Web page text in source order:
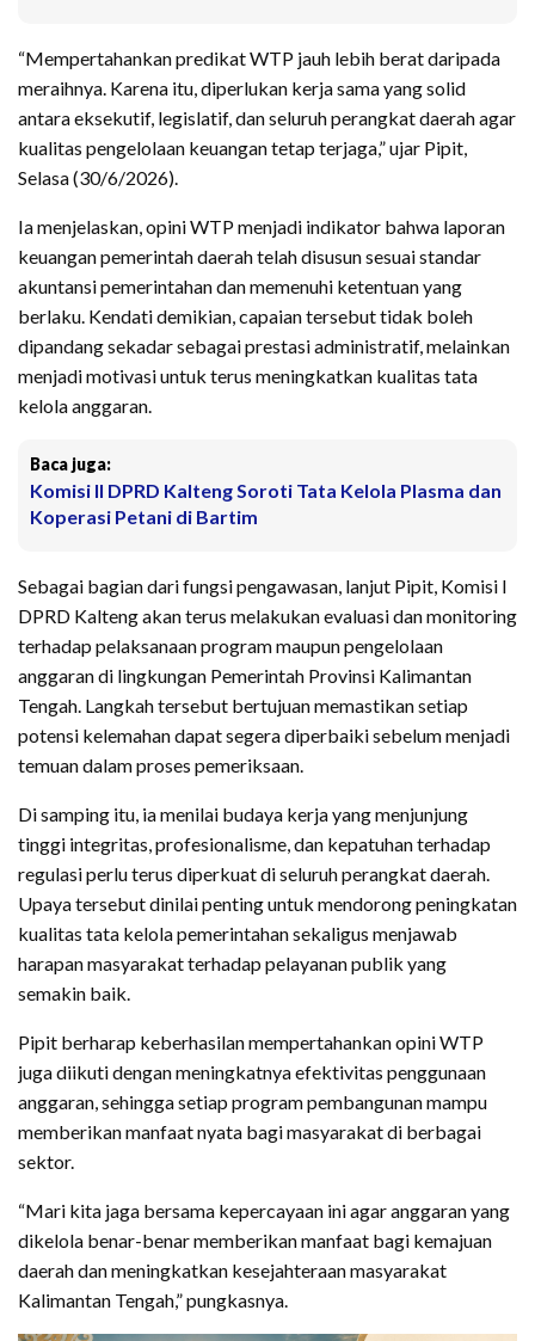
“Mempertahankan predikat WTP jauh lebih berat daripada
meraihnya. Karena itu, diperlukan kerja sama yang solid
antara eksekutif, legislatif, dan seluruh perangkat daerah agar
kualitas pengelolaan keuangan tetap terjaga,” ujar Pipit,
Selasa (30/6/2026).
Ia menjelaskan, opini WTP menjadi indikator bahwa laporan
keuangan pemerintah daerah telah disusun sesuai standar
akuntansi pemerintahan dan memenuhi ketentuan yang
berlaku. Kendati demikian, capaian tersebut tidak boleh
dipandang sekadar sebagai prestasi administratif, melainkan
menjadi motivasi untuk terus meningkatkan kualitas tata
kelola anggaran.
Baca juga:
Komisi II DPRD Kalteng Soroti Tata Kelola Plasma dan
Koperasi Petani di Bartim
Sebagai bagian dari fungsi pengawasan, lanjut Pipit, Komisi I
DPRD Kalteng akan terus melakukan evaluasi dan monitoring
terhadap pelaksanaan program maupun pengelolaan
anggaran di lingkungan Pemerintah Provinsi Kalimantan
Tengah. Langkah tersebut bertujuan memastikan setiap
potensi kelemahan dapat segera diperbaiki sebelum menjadi
temuan dalam proses pemeriksaan.
Di samping itu, ia menilai budaya kerja yang menjunjung
tinggi integritas, profesionalisme, dan kepatuhan terhadap
regulasi perlu terus diperkuat di seluruh perangkat daerah.
Upaya tersebut dinilai penting untuk mendorong peningkatan
kualitas tata kelola pemerintahan sekaligus menjawab
harapan masyarakat terhadap pelayanan publik yang
semakin baik.
Pipit berharap keberhasilan mempertahankan opini WTP
juga diikuti dengan meningkatnya efektivitas penggunaan
anggaran, sehingga setiap program pembangunan mampu
memberikan manfaat nyata bagi masyarakat di berbagai
sektor.
“Mari kita jaga bersama kepercayaan ini agar anggaran yang
dikelola benar-benar memberikan manfaat bagi kemajuan
daerah dan meningkatkan kesejahteraan masyarakat
Kalimantan Tengah,” pungkasnya.